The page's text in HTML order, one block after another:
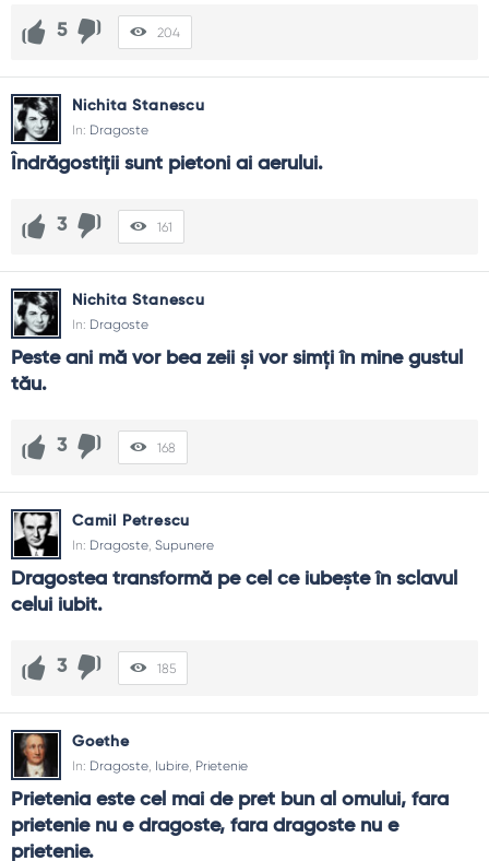
5 204
Nichita Stanescu
In: Dragoste
Îndrăgostiţii sunt pietoni ai aerului.
3 161
Nichita Stanescu
In: Dragoste
Peste ani mă vor bea zeii şi vor simţi în mine gustul
tău.
3 168
Camil Petrescu
In: Dragoste, Supunere
Dragostea transformă pe cel ce iubește în sclavul
celui iubit.
3 185
Goethe
In: Dragoste, Iubire, Prietenie
Prietenia este cel mai de pret bun al omului, fara
prietenie nu e dragoste, fara dragoste nu e
prietenie.